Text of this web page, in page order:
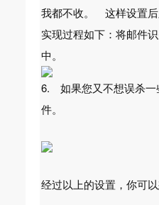
我都不收。 这样设置后
实现过程如下：将邮件
中。
6. 如果您又不想误杀一
件。
经过以上的设置，你可